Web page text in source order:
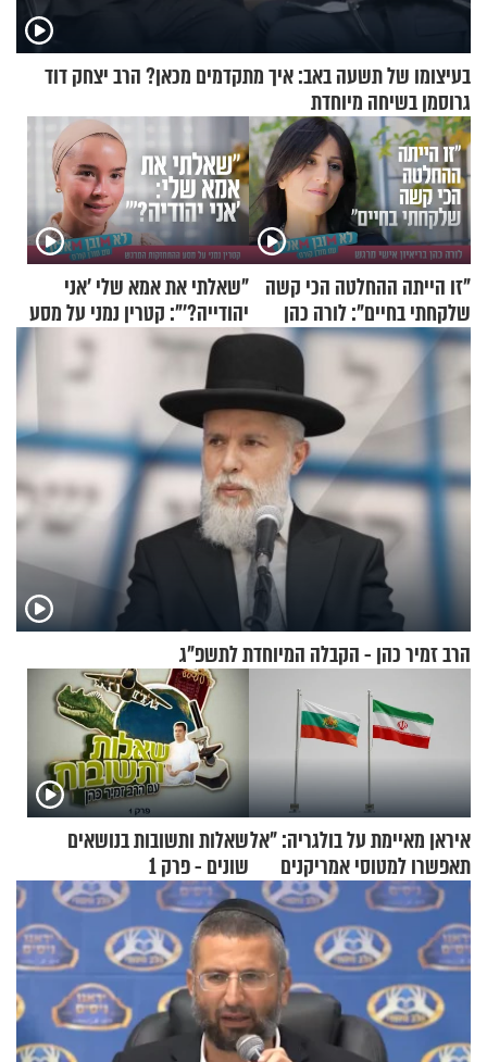
בעיצומו של תשעה באב: איך מתקדמים מכאן? הרב יצחק דוד
גרוסמן בשיחה מיוחדת
"זו הייתה ההחלטה הכי קשה
שלקחתי בחיים": לורה כהן
בריאיון אישי מרגש
"שאלתי את אמא שלי 'אני
יהודייה?'": קטרין נמני על מסע
ההתחזקות המרגש
הרב זמיר כהן - הקבלה המיוחדת לתשפ"ג
איראן מאיימת על בולגריה: "אל
תאפשרו למטוסי אמריקנים
להמריא מהשטח שלכם"
שאלות ותשובות בנושאים
שונים - פרק 1